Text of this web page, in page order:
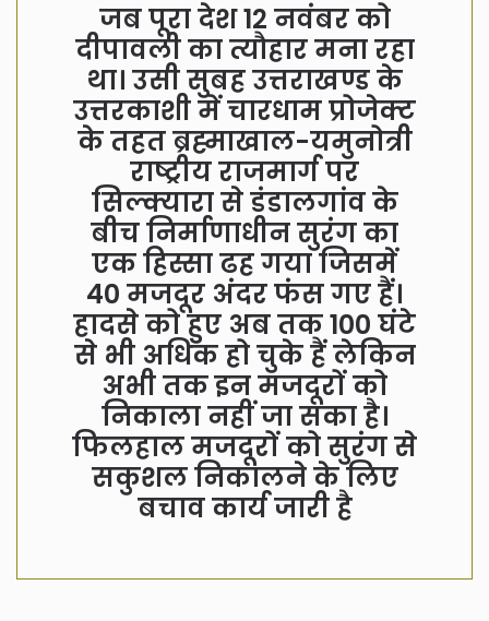
जब पूरा देश 12 नवंबर को
दीपावली का त्यौहार मना रहा
था। उसी सुबह उत्तराखण्ड के
उत्तरकाशी में चारधाम प्रोजेक्ट
के तहत ब्रह्माखाल-यमुनोत्री
राष्ट्रीय राजमार्ग पर
सिल्क्यारा से डंडालगांव के
बीच निर्माणाधीन सुरंग का
एक हिस्सा ढह गया जिसमें
40 मजदूर अंदर फंस गए हैं।
हादसे को हुए अब तक 100 घंटे
से भी अधिक हो चुके हैं लेकिन
अभी तक इन मजदूरों को
निकाला नहीं जा सका है।
फिलहाल मजदूरों को सुरंग से
सकुशल निकालने के लिए
बचाव कार्य जारी है